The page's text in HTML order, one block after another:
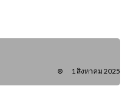
1 สิงหาคม 2025